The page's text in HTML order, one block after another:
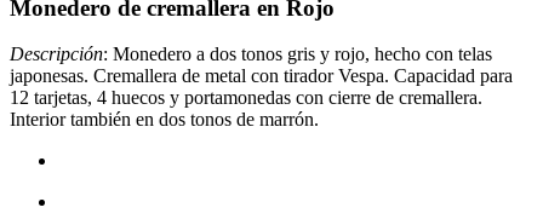
Monedero de cremallera en Rojo
Descripción: Monedero a dos tonos gris y rojo, hecho con telas
japonesas. Cremallera de metal con tirador Vespa. Capacidad para
12 tarjetas, 4 huecos y portamonedas con cierre de cremallera.
Interior también en dos tonos de marrón.